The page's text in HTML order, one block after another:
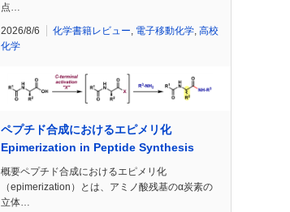
点…
2026/8/6 化学書籍レビュー 電子移動化学 高校
化学
ペプチド合成におけるエピメリ化
Epimerization in Peptide Synthesis
概要ペプチド合成におけるエピメリ化
（epimerization）とは、アミノ酸残基のα炭素の
立体…